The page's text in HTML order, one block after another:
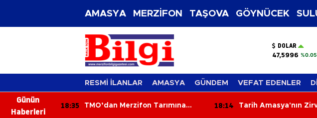
AMASYA MERZİFON TAŞOVA GÖYNÜCEK
DOLAR
47,5996 %0.05
RESMİ İLANLAR AMASYA GÜNDEM VEFAT EDENLER
Günün
Haberleri
18:35
TMO’dan Merzifon Tarımına
18:14
Tarih Amasya'nın